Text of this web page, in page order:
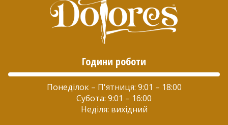
товару
Години роботи
Понеділок – П'ятниця: 9:01 – 18:00
Субота: 9:01 – 16:00
Неділя: вихідний